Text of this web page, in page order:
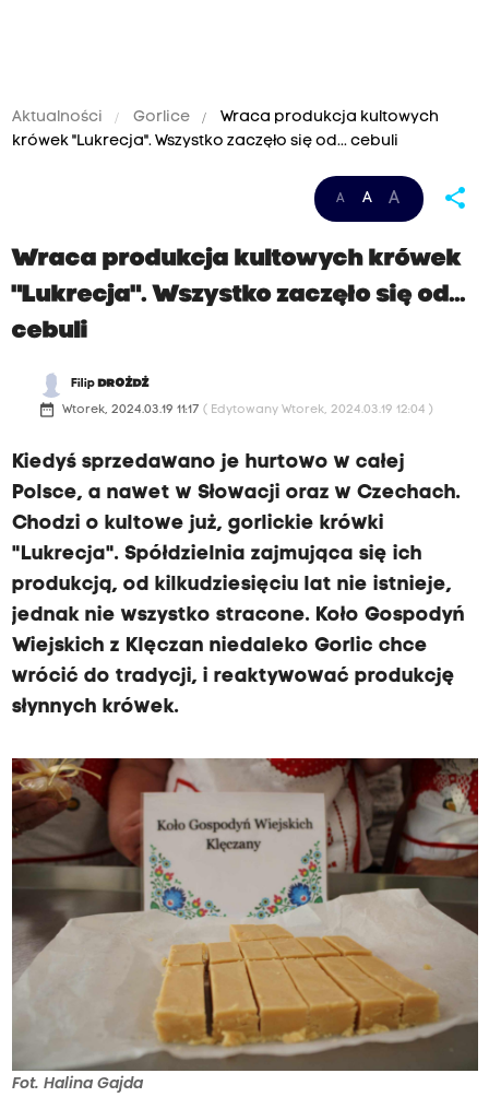
Aktualności Gorlice
Wraca produkcja kultowych
krówek "Lukrecja". Wszystko zaczęło się od... cebuli
A A A share
Wraca produkcja kultowych krówek
"Lukrecja". Wszystko zaczęło się od...
cebuli
Filip DROŻDŻ
date_range Wtorek, 2024.03.19 11:17 ( Edytowany Wtorek, 2024.03.19 12:04 )
Kiedyś sprzedawano je hurtowo w całej
Polsce, a nawet w Słowacji oraz w Czechach.
Chodzi o kultowe już, gorlickie krówki
"Lukrecja". Spółdzielnia zajmująca się ich
produkcją, od kilkudziesięciu lat nie istnieje,
jednak nie wszystko stracone. Koło Gospodyń
Wiejskich z Klęczan niedaleko Gorlic chce
wrócić do tradycji, i reaktywować produkcję
słynnych krówek.
Fot. Halina Gajda